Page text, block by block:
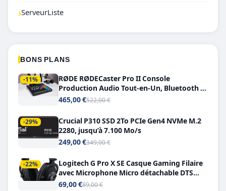
›ServeurListe
BONS PLANS
-11%
RØDE RØDECaster Pro II Console
Production Audio Tout-en-Un, Bluetooth et
Double USB-C
465,00 €522,00 €
-29%
Crucial P310 SSD 2To PCIe Gen4 NVMe M.2
2280, jusqu’à 7.100 Mo/s
249,00 €349,00 €
-22%
Logitech G Pro X SE Casque Gaming Filaire
avec Microphone Micro détachable DTS
Headphone X 7.1
69,00 €89,00 €